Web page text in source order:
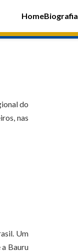
HomeBiografia
do
nas
Um
a Bauru